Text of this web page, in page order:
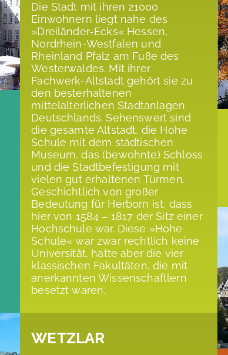
Die Stadt mit ihren 21000
Einwohnern liegt nahe des
»Dreiländer-Ecks« Hessen,
Nordrhein-Westfalen und
Rheinland Pfalz am Fuße des
Westerwaldes. Mit ihrer
Fachwerk-Altstadt gehört sie zu
den besterhaltenen
mittelalterlichen Stadtanlagen
Deutschlands. Sehenswert sind
die gesamte Altstadt, die Hohe
Schule mit dem städtischen
Museum, das (bewohnte) Schloss
und die Stadtbefestigung mit
vielen gut erhaltenen Türmen.
Geschichtlich von großer
Bedeutung für Herborn ist, dass
hier von 1584 – 1817 der Sitz einer
Hochschule war. Diese »Hohe
Schule« war zwar rechtlich keine
Universität, hatte aber die vier
klassischen Fakultäten, die mit
anerkannten Wissenschaftlern
besetzt waren.
WETZLAR